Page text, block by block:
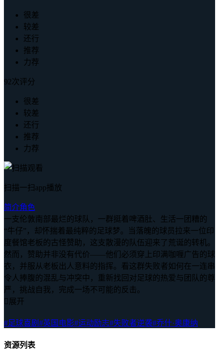
很差
较差
还行
推荐
力荐
92次评分
很差
较差
还行
推荐
力荐
扫描一扫app播放
简介角色
一支伦敦南部最烂的球队，一群挺着啤酒肚、生活一团糟的
“牛仔”，却怀揣着最纯粹的足球梦。当落魄的球员拉来一位印
度餐馆老板的古怪赞助，这支散漫的队伍迎来了荒诞的转机。
然而，赞助并非没有代价——他们必须穿上印满咖喱广告的球
衣，并服从老板出人意料的指挥。看这群失败者如何在一连串
令人捧腹的混乱与冲突中，重新找回对足球的热爱与团队的尊
严，挑战自我，完成一场不可能的反击。
 展开
#足球喜剧 #英国电影#运动励志#失败者逆袭#乔什·奥康纳
资源列表